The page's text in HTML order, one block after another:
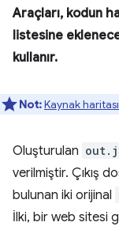
Araçları, kodun
listesine
kullanır.
Not:Kaynak
Oluşturulan
verilmiştir. Çıkış
bulunan iki orijinal
İlki, bir web sitesi